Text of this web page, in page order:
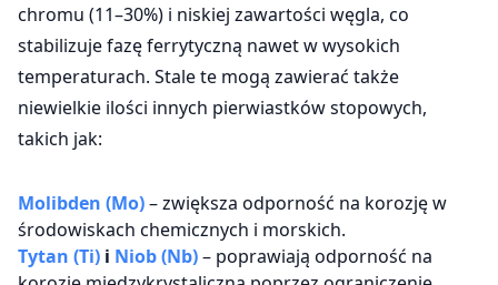
chromu (11–30%) i niskiej zawartości węgla, co
stabilizuje fazę ferrytyczną nawet w wysokich
temperaturach. Stale te mogą zawierać także
niewielkie ilości innych pierwiastków stopowych,
takich jak:
Molibden (Mo)– zwiększa odporność na korozję w
środowiskach chemicznych i morskich.
Tytan (Ti) i Niob (Nb)– poprawiają odporność na